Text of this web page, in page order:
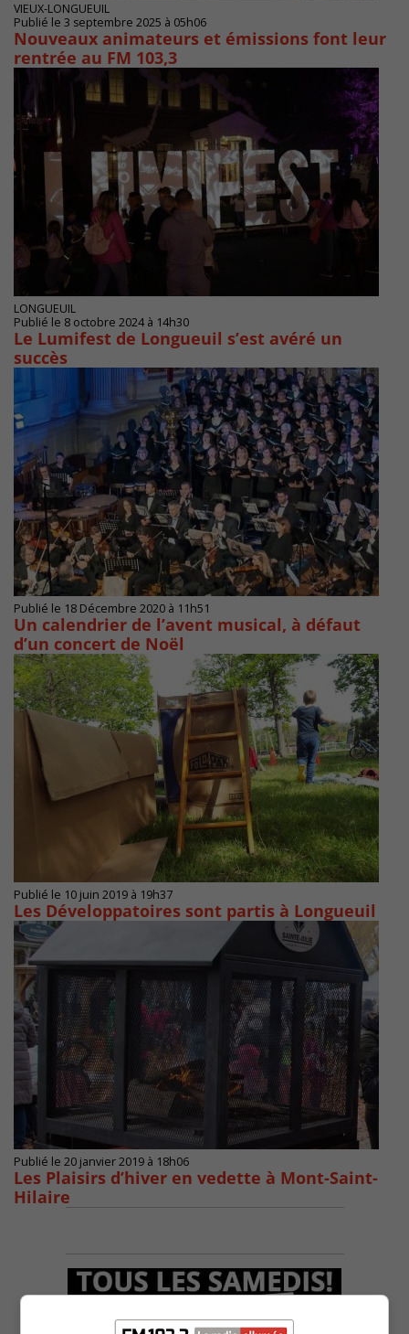
VIEUX-LONGUEUIL
Publié le 3 septembre 2025 à 05h06
Nouveaux animateurs et émissions font leur
rentrée au FM 103,3
LONGUEUIL
Publié le 8 octobre 2024 à 14h30
Le Lumifest de Longueuil s’est avéré un
succès
Publié le 18 Décembre 2020 à 11h51
Un calendrier de l’avent musical, à défaut
d’un concert de Noël
Publié le 10 juin 2019 à 19h37
Les Développatoires sont partis à Longueuil
Publié le 20 janvier 2019 à 18h06
Les Plaisirs d’hiver en vedette à Mont-Saint-
Hilaire